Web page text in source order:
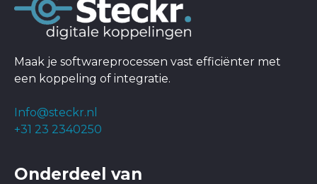
Maak je softwareprocessen vast efficiënter met
een koppeling of integratie.
Info@steckr.nl
+31 23 2340250
Onderdeel van